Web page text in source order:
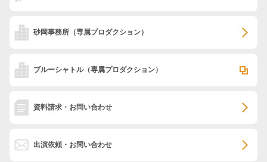
砂岡事務所 （専属プロダクション）
ブルーシャトル（専属プロダクション）
資料請求・お問い合わせ
出演依頼・お問い合わせ